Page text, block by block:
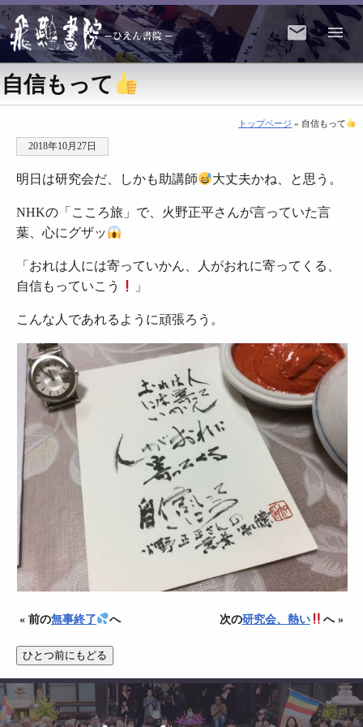
自信もって
トップページ » 自信もって
2018年10月27日
明日は研究会だ、しかも助講師 大丈夫かね、と思う。
NHKの「こころ旅」で、火野正平さんが言っていた言
葉、心にグザッ
「おれは人には寄っていかん、人がおれに寄ってくる、
自信もっていこう
」
こんな人であれるように頑張ろう。
« 前の無事終了 へ 次の研究会、熱い へ »